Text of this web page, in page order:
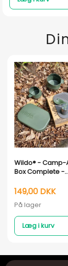
Wildo® - Camp-A-
Box Complete -
149,00 DKK
På lager
Læg i kurv